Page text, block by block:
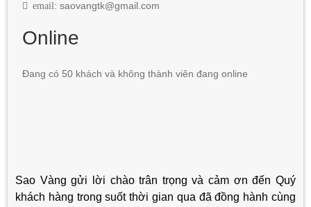
email: saovangtk@gmail.com
Online
Đang có 50 khách và không thành viên đang online
Sao Vàng gửi lời chào trân trọng và cảm ơn đến Quý
khách hàng trong suốt thời gian qua đã đồng hành cùng